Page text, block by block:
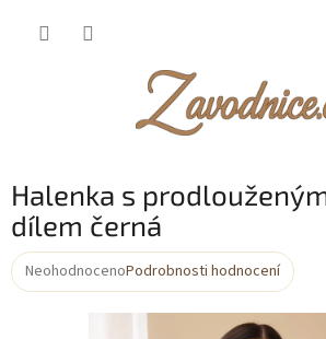
Halenka s
dílem černá
Průměrné
NeohodnocenoPodrobnosti hodnocení